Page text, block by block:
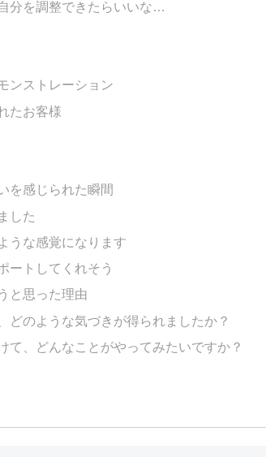
分を調整できたらいいな…
ンストレーション
たお客様
を感じられた瞬間
した
うな感覚になります
ートしてくれそう
と思った理由
どのような気づきが得られましたか？
て、どんなことがやってみたいですか？